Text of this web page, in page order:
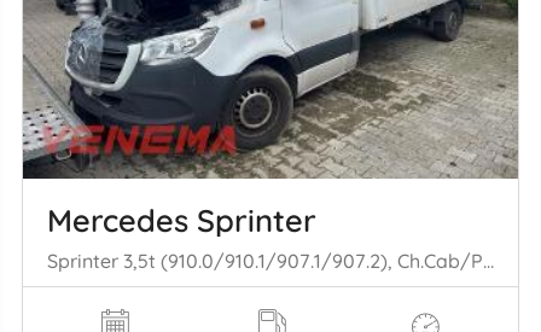
Mercedes Sprinter
Sprinter 3,5t (910.0/910.1/907.1/907.2), Ch.Cab/Pick-up, 2018 316 CDI 2.1 D RWD